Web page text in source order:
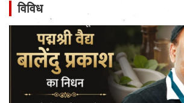
विविध